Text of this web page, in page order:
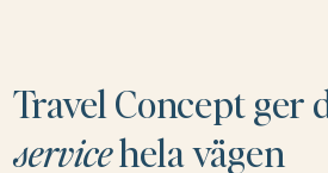
Travel Concept ger
servicehela vägen